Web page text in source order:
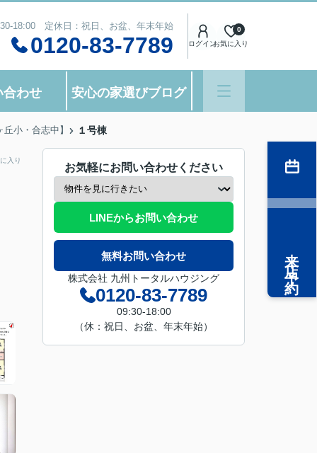
18:00 定休日：祝日、お盆、年末年始
0120-83-7789 ログインお気に入り
0
合わせ 安心の家選びブログ
小・合志中】 １号棟
入り
お気軽にお問い合わせください
LINEからお問い合わせ
無料お問い合わせ
株式会社 九州トータルハウジング
0120-83-7789
09:30-18:00
（休：祝日、お盆、年末年始）
来店予約